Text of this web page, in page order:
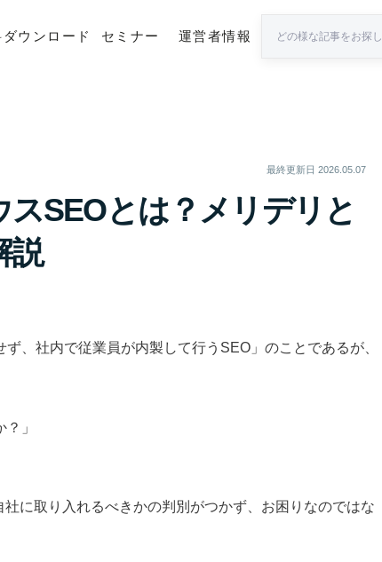
ダウンロード セミナー 運営者情報
最終更新日 2026.05.07
SEOとは？メリデリと
説
、社内で従業員が内製して行うSEO」のことであるが、
」
に取り入れるべきかの判別がつかず、お困りなのではな